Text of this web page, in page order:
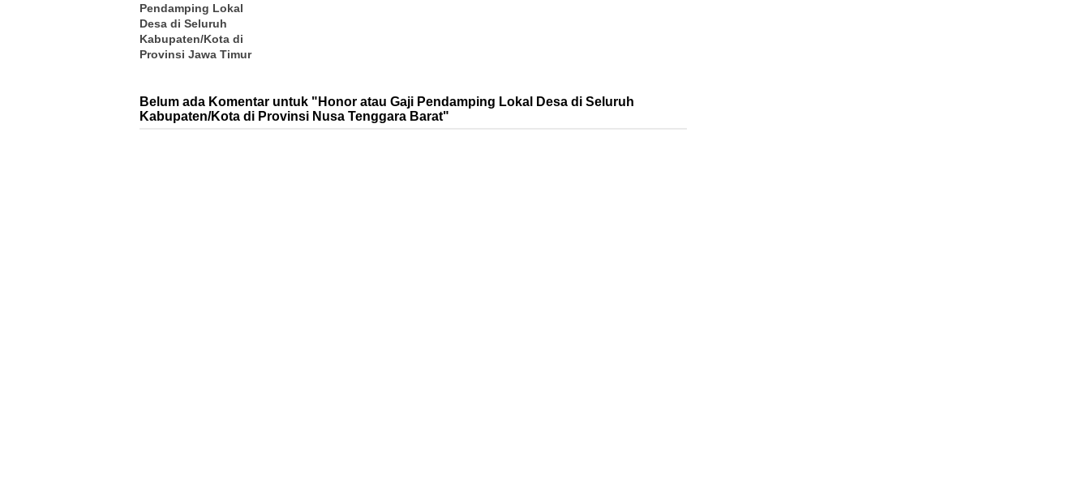
Pendamping Lokal
Desa di Seluruh
Kabupaten/Kota di
Provinsi Jawa Timur
Belum ada Komentar untuk "Honor atau Gaji Pendamping Lokal Desa di Seluruh
Kabupaten/Kota di Provinsi Nusa Tenggara Barat"